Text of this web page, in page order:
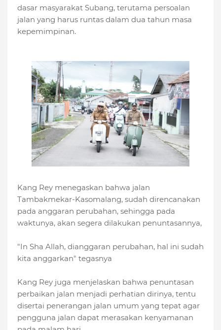
dasar masyarakat Subang, terutama persoalan
jalan yang harus runtas dalam dua tahun masa
kepemimpinan.
Kang Rey menegaskan bahwa jalan
Tambakmekar-Kasomalang, sudah direncanakan
pada anggaran perubahan, sehingga pada
waktunya, akan segera dilakukan penuntasannya,
"In Sha Allah, dianggaran perubahan, hal ini sudah
kita anggarkan" tegasnya
Kang Rey juga menjelaskan bahwa penuntasan
perbaikan jalan menjadi perhatian dirinya, tentu
disertai penerangan jalan umum yang tepat agar
pengguna jalan dapat merasakan kenyamanan